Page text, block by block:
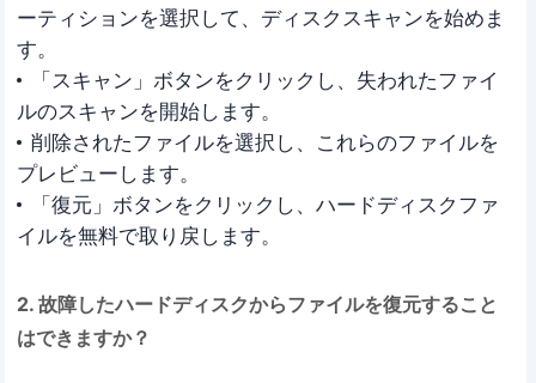
ーティションを選択して、ディスクスキャンを始めま
す。
「スキャン」ボタンをクリックし、失われたファイ
ルのスキャンを開始します。
削除されたファイルを選択し、これらのファイルを
プレビューします。
「復元」ボタンをクリックし、ハードディスクファ
イルを無料で取り戻します。
2. 故障したハードディスクからファイルを復元すること
はできますか？